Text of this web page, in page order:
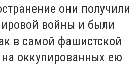
они получили
войны и были
в самой фашистской
оккупированных ею